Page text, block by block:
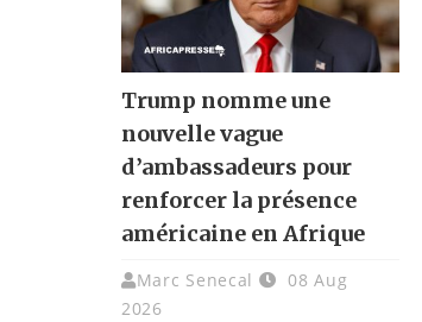
Trump nomme une
nouvelle vague
d’ambassadeurs pour
renforcer la présence
américaine en Afrique
Marc Senecal
08 Aug
2026